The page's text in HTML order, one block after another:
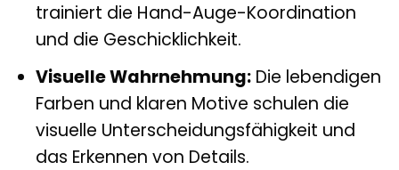
trainiert die Hand-Auge-Koordination
und die Geschicklichkeit.
Visuelle Wahrnehmung:Die lebendigen
Farben und klaren Motive schulen die
visuelle Unterscheidungsfähigkeit und
das Erkennen von Details.